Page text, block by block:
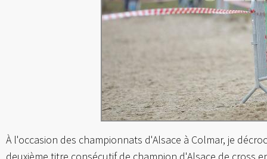
À l'occasion des championnats d'Alsace à Colmar, je